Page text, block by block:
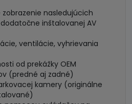
nasledujúcich
inštalovanej AV
ventilácie, vyhrievania
od prekážky OEM
(predné aj zadné)
kamery (originálne